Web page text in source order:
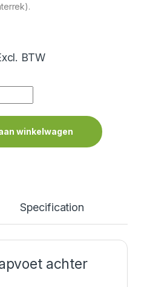
BTW
winkelwagen
Specification
achter